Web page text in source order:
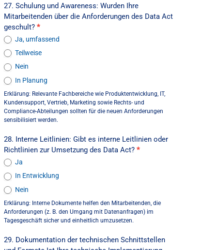
27. Schulung und Awareness: Wurden Ihre
Mitarbeitenden über die Anforderungen des Data Act
geschult? *
Ja, umfassend
Teilweise
Nein
In Planung
Erklärung: Relevante Fachbereiche wie Produktentwicklung, IT,
Kundensupport, Vertrieb, Marketing sowie Rechts- und
Compliance-Abteilungen sollten für die neuen Anforderungen
sensibilisiert werden.
28. Interne Leitlinien: Gibt es interne Leitlinien oder
Richtlinien zur Umsetzung des Data Act? *
Ja
In Entwicklung
Nein
Erklärung: Interne Dokumente helfen den Mitarbeitenden, die
Anforderungen (z. B. den Umgang mit Datenanfragen) im
Tagesgeschäft sicher und einheitlich umzusetzen.
29. Dokumentation der technischen Schnittstellen